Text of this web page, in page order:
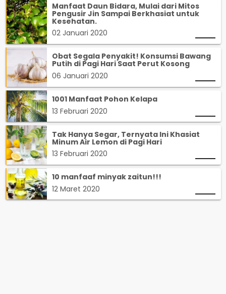
Manfaat Daun Bidara, Mulai dari Mitos
Pengusir Jin Sampai Berkhasiat untuk
Kesehatan.
02 Januari 2020
Obat Segala Penyakit! Konsumsi Bawang
Putih di Pagi Hari Saat Perut Kosong
06 Januari 2020
1001 Manfaat Pohon Kelapa
13 Februari 2020
Tak Hanya Segar, Ternyata Ini Khasiat
Minum Air Lemon di Pagi Hari
13 Februari 2020
10 manfaaf minyak zaitun!!!
12 Maret 2020